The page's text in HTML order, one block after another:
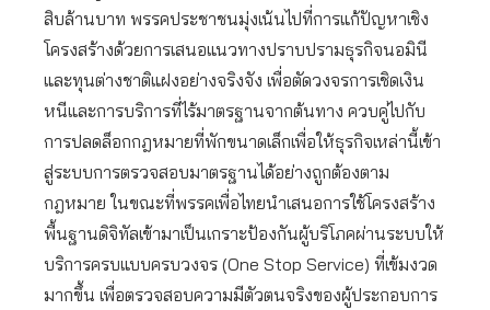
สิบล้านบาท พรรคประชาชนมุ่งเน้นไปที่การแก้ปัญหาเชิง
โครงสร้างด้วยการเสนอแนวทางปราบปรามธุรกิจนอมินี
และทุนต่างชาติแฝงอย่างจริงจัง เพื่อตัดวงจรการเชิดเงิน
หนีและการบริการที่ไร้มาตรฐานจากต้นทาง ควบคู่ไปกับ
การปลดล็อกกฎหมายที่พักขนาดเล็กเพื่อให้ธุรกิจเหล่านี้เข้า
สู่ระบบการตรวจสอบมาตรฐานได้อย่างถูกต้องตาม
กฎหมาย ในขณะที่พรรคเพื่อไทยนำเสนอการใช้โครงสร้าง
พื้นฐานดิจิทัลเข้ามาเป็นเกราะป้องกันผู้บริโภคผ่านระบบให้
บริการครบแบบครบวงจร (One Stop Service) ที่เข้มงวด
มากขึ้น เพื่อตรวจสอบความมีตัวตนจริงของผู้ประกอบการ